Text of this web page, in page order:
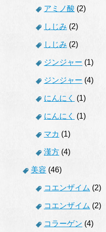
アミノ酸 (2)
しじみ (2)
しじみ (2)
ジンジャー (1)
ジンジャー (4)
にんにく (1)
にんにく (1)
マカ (1)
漢方 (4)
美容 (46)
コエンザイム (2)
コエンザイム (2)
コラーゲン (4)